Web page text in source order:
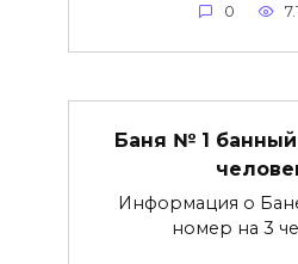
0
Баня № 1
Информация о
номер на 3